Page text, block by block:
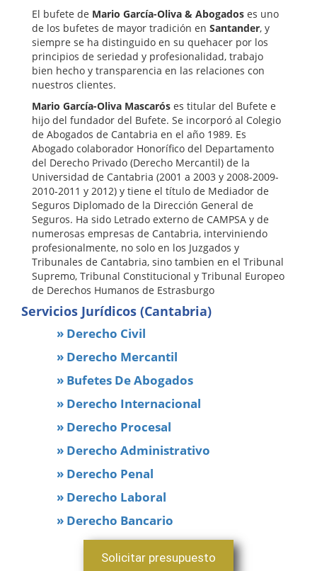
El bufete de Mario García-Oliva & Abogados es uno
de los bufetes de mayor tradición en Santander, y
siempre se ha distinguido en su quehacer por los
principios de seriedad y profesionalidad, trabajo
bien hecho y transparencia en las relaciones con
nuestros clientes.
Mario García-Oliva Mascarós es titular del Bufete e
hijo del fundador del Bufete. Se incorporó al Colegio
de Abogados de Cantabria en el año 1989. Es
Abogado colaborador Honorífico del Departamento
del Derecho Privado (Derecho Mercantil) de la
Universidad de Cantabria (2001 a 2003 y 2008-2009-
2010-2011 y 2012) y tiene el título de Mediador de
Seguros Diplomado de la Dirección General de
Seguros. Ha sido Letrado externo de CAMPSA y de
numerosas empresas de Cantabria, interviniendo
profesionalmente, no solo en los Juzgados y
Tribunales de Cantabria, sino tambien en el Tribunal
Supremo, Tribunal Constitucional y Tribunal Europeo
de Derechos Humanos de Estrasburgo
Servicios Jurídicos (Cantabria)
» Derecho Civil
» Derecho Mercantil
» Bufetes De Abogados
» Derecho Internacional
» Derecho Procesal
» Derecho Administrativo
» Derecho Penal
» Derecho Laboral
» Derecho Bancario
Solicitar presupuesto